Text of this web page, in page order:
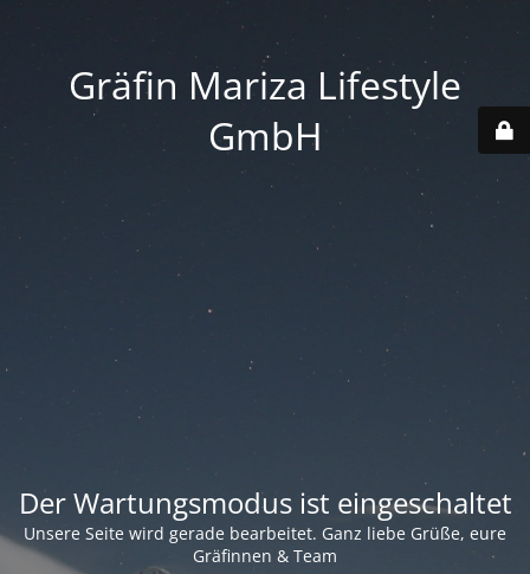
Gräfin Mariza Lifestyle
GmbH
Der Wartungsmodus ist eingeschaltet
Unsere Seite wird gerade bearbeitet. Ganz liebe Grüße, eure
Gräfinnen & Team